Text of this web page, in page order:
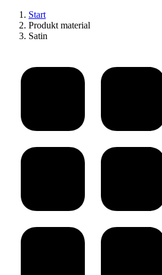
Start
Produkt material
Satin